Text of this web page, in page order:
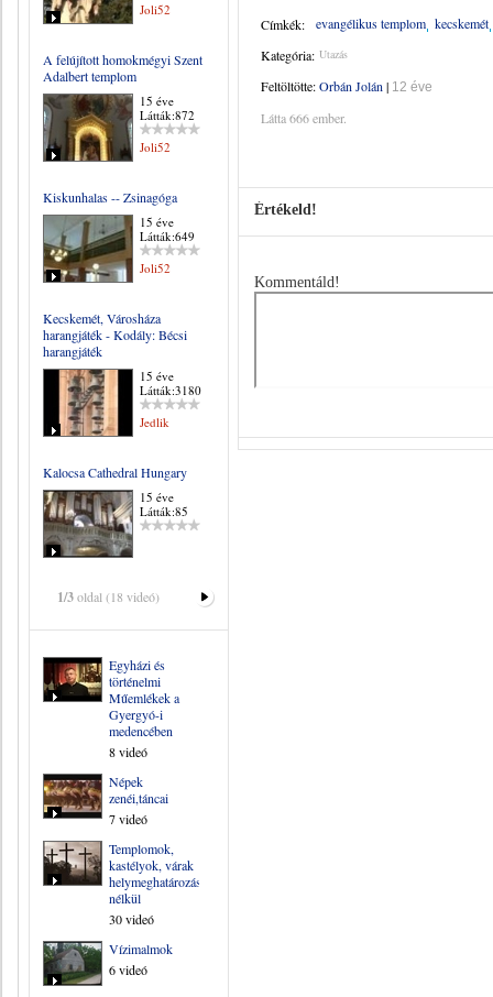
Joli52
A felújított homokmégyi Szent
Adalbert templom
15 éve
Látták:872
Joli52
Kiskunhalas -- Zsinagóga
15 éve
Látták:649
Joli52
Kecskemét, Városháza
harangjáték - Kodály: Bécsi
harangjáték
15 éve
Látták:3180
Jedlik
Kalocsa Cathedral Hungary
15 éve
Látták:85
1/3oldal (18 videó)
Egyházi és
történelmi
Műemlékek a
Gyergyó-i
medencében
8 videó
Népek
zenéi,táncai
7 videó
Templomok,
kastélyok, várak
helymeghatározás
nélkül
30 videó
Vízimalmok
6 videó
Címkék: evangélikus templom kecskemét
Kategória: Utazás
Feltöltötte:Orbán Jolán | 12 éve
Látta 666 ember.
Értékeld!
Kommentáld!